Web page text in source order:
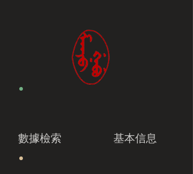
數據檢索 基本信息